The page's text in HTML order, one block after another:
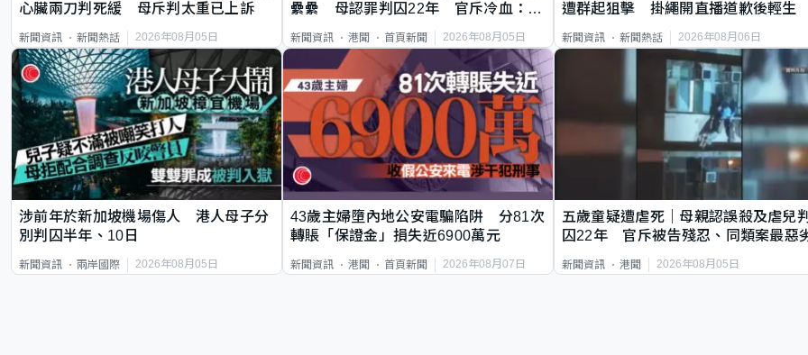
心臟兩刀判死緩 母斥判太重已上訴
新聞資訊 新聞熱話 2026年08月05日
纍纍 母認罪判囚22年 官斥冷血：同
新聞資訊 港聞 首頁新聞 2026年08月05日
遭群起狙擊 掛繩開直播道歉後輕生
新聞資訊 新聞熱話 2026年08月06日
涉前年於新加坡機場傷人 港人母子分
別判囚半年、10日
新聞資訊 兩岸國際 2026年08月05日
43歲主婦墮內地公安電騙陷阱 分81次
轉賬「保證金」損失近6900萬元
新聞資訊 港聞 首頁新聞 2026年08月07日
五歲童疑遭虐死｜母親認誤殺及虐兒
囚22年 官斥被告殘忍、同類案最惡
新聞資訊 港聞 2026年08月05日